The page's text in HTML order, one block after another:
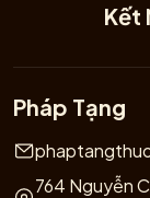
Kết
Pháp Tạng
764 Nguyễn